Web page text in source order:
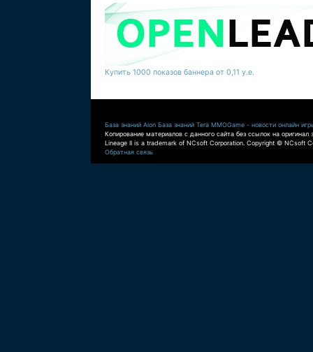
Купить 1000 показов баннера от 0,11 у.е.
База знаний Aion База знаний Tera MMOGame - новости онлайн
Копирование материалов с данного сайта без ссылок на оригинал
Lineage II is a trademark of NCsoft Corporation. Copyright © NCsoft
Обратная связь